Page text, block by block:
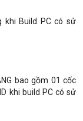
khi Build PC có sử
bao gồm 01 cốc
khi build PC có sử